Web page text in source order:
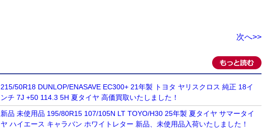
次へ>>
215/50R18 DUNLOP/ENASAVE EC300+ 21年製 トヨタ ヤリスクロス 純正 18イ
ンチ 7J +50 114.3 5H 夏タイヤ 高価買取いたしました！
新品 未使用品 195/80R15 107/105N LT TOYO/H30 25年製 夏タイヤ サマータイ
ヤ ハイエース キャラバン ホワイトレター 新品、未使用品入荷いたしました！